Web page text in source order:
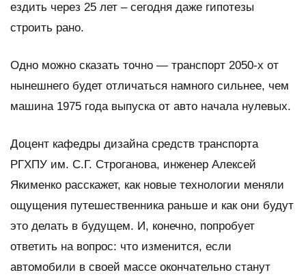
ездить через 25 лет – сегодня даже гипотезы
строить рано.
Одно можно сказать точно — транспорт 2050-х от
нынешнего будет отличаться намного сильнее, чем
машина 1975 года выпуска от авто начала нулевых.
Доцент кафедры дизайна средств транспорта
РГХПУ им. С.Г. Строганова, инженер Алексей
Якименко расскажет, как новые технологии меняли
ощущения путешественника раньше и как они будут
это делать в будущем. И, конечно, попробует
ответить на вопрос: что изменится, если
автомобили в своей массе окончательно станут